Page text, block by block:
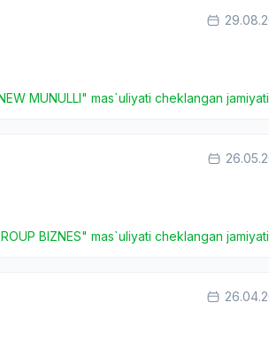
MUNULLI" mas`uliyati cheklangan
BIZNES" mas`uliyati cheklangan